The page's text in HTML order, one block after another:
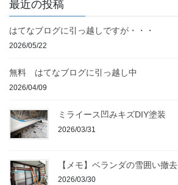
最近の投稿
はてなブログに引っ越しですが・・・
2026/05/22
無料 はてなブログに引っ越し中
2026/04/09
ミライース凹みキズDIY塗装
2026/03/31
【メモ】ベランダの雪囲い撤去
2026/03/30